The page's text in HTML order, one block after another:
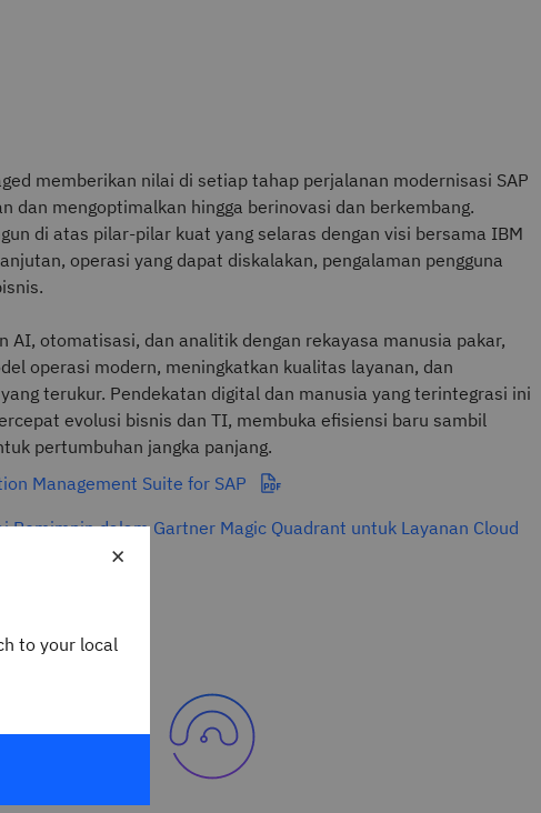
memberikan nilai di setiap tahap perjalanan modernisasi SAP
dan mengoptimalkan hingga berinovasi dan berkembang.
di atas pilar-pilar kuat yang selaras dengan visi bersama IBM
operasi yang dapat diskalakan, pengalaman pengguna
AI, otomatisasi, dan analitik dengan rekayasa manusia pakar,
operasi modern, meningkatkan kualitas layanan, dan
terukur. Pendekatan digital dan manusia yang terintegrasi ini
evolusi bisnis dan TI, membuka efisiensi baru sambil
pertumbuhan jangka panjang.
Management Suite for SAP
Pemimpin dalam Gartner Magic Quadrant untuk Layanan Cloud
×
to your local